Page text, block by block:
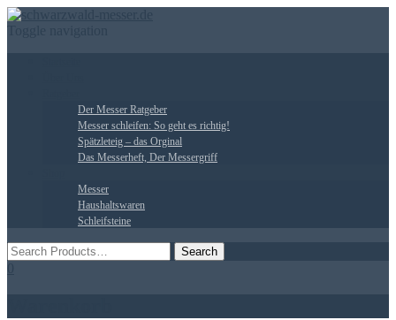
Der Messer Ratgeber
Messer schleifen: So geht es richtig!
Spätzleteig – das Orginal
Das Messerheft, Der Messergriff
Messer
Haushaltswaren
Schleifsteine